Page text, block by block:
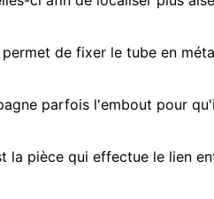
de fixer le tube en
parfois l'embout pour
la pièce qui effectue le lien